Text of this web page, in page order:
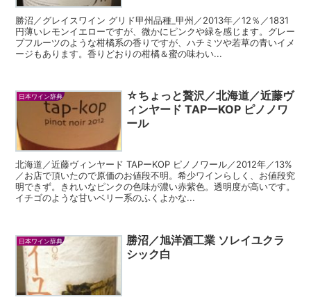
勝沼／グレイスワイン グリド甲州品種_甲州／2013年／12％／1831
円薄いレモンイエローですが、微かにピンクや緑を感じます。グレー
プフルーツのような柑橘系の香りですが、ハチミツや若草の青いイメ
ージもあります。香りどおりの柑橘＆蜜の味わい...
日本ワイン辞典
☆ちょっと贅沢／北海道／近藤ヴ
ィンヤード TAPーKOP ピノノワ
ール
北海道／近藤ヴィンヤード TAPーKOP ピノノワール／2012年／13%
／お店で頂いたので原価のお値段不明。希少ワインらしく、お値段究
明できず。きれいなピンクの色味が濃い赤紫色。透明度が高いです。
イチゴのような甘いベリー系のふくよかな...
日本ワイン辞典
勝沼／旭洋酒工業 ソレイユクラ
シック白